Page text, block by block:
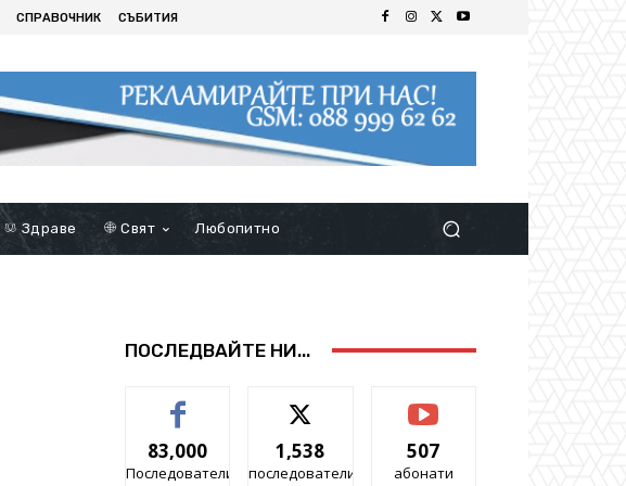
СПРАВОЧНИК СЪБИТИЯ
Здраве Свят Любопитно
ПОСЛЕДВАЙТЕ НИ...
83,000
Последователи
1,538
последователи
507
абонати